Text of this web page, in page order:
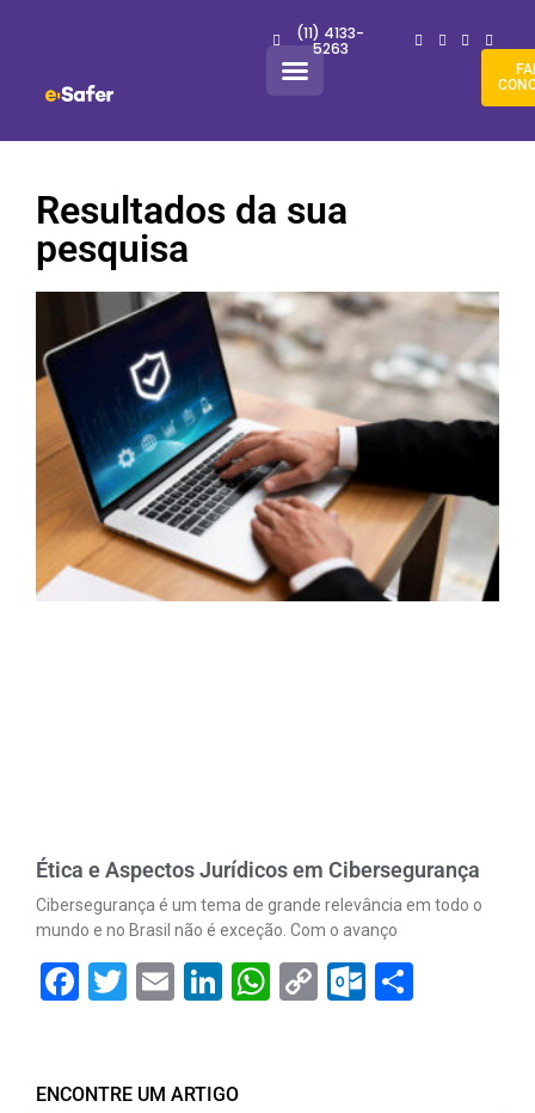
(11) 4133-
5263
Resultados da sua
pesquisa
Ética e Aspectos Jurídicos em Cibersegurança
Cibersegurança é um tema de grande relevância em todo o
mundo e no Brasil não é exceção. Com o avanço
Facebook
Twitter
EmailLinkedIn
WhatsApp
Copy
ENCONTRE UM ARTIGO